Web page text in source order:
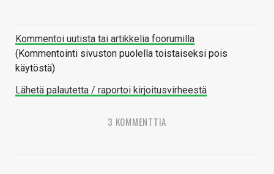
Kommentoi uutista tai artikkelia foorumilla
(Kommentointi sivuston puolella toistaiseksi pois
käytöstä)
Lähetä palautetta / raportoi kirjoitusvirheestä
3 KOMMENTTIA